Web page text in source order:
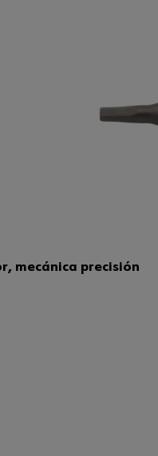
mecánica precisión